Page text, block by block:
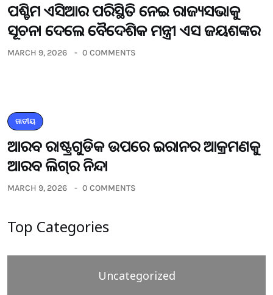
ପଶ୍ଚିମ ଏସିଆର ପରିସ୍ଥିତି ନେଇ ରାଜ୍ୟସଭାକୁ
ସୂଚନା ଦେଲେ ବୈଦେଶିକ ମନ୍ତ୍ରୀ ଏସ ଜୟଶଙ୍କର
MARCH 9, 2026 0 COMMENTS
ଜାତୀୟ
ଆରବ ରାଷ୍ଟ୍ରଗୁଡିକ ଉପରେ ଇରାନର ଆକ୍ରମଣକୁ
ଆରବ ଲିଗ୍‌ର ନିନ୍ଦା
MARCH 9, 2026 0 COMMENTS
Top Categories
Uncategorized